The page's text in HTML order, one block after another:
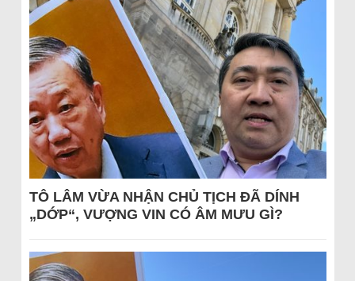
TÔ LÂM VỪA NHẬN CHỦ TỊCH ĐÃ DÍNH
„DỚP“, VƯỢNG VIN CÓ ÂM MƯU GÌ?